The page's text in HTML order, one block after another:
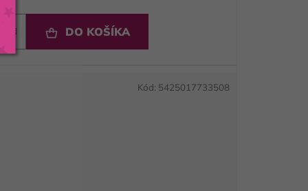
DO KOŠÍKA
Kód: 5425017733508